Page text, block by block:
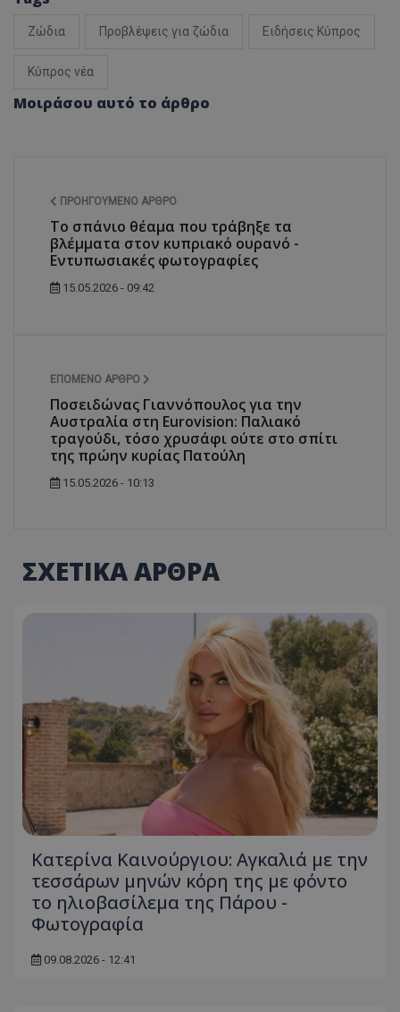
Ζώδια Προβλέψεις για ζώδια Ειδήσεις Κύπρος
Κύπρος νέα
Μοιράσου αυτό το άρθρο
ΠΡΟΗΓΟΎΜΕΝΟ ΆΡΘΡΟ
Το σπάνιο θέαμα που τράβηξε τα
βλέμματα στον κυπριακό ουρανό -
Εντυπωσιακές φωτογραφίες
15.05.2026 - 09:42
ΕΠΌΜΕΝΟ ΆΡΘΡΟ
Ποσειδώνας Γιαννόπουλος για την
Αυστραλία στη Eurovision: Παλιακό
τραγούδι, τόσο χρυσάφι ούτε στο σπίτι
της πρώην κυρίας Πατούλη
15.05.2026 - 10:13
ΣΧΕΤΙΚΑ ΑΡΘΡΑ
Κατερίνα Καινούργιου: Αγκαλιά με την
τεσσάρων μηνών κόρη της με φόντο
το ηλιοβασίλεμα της Πάρου -
Φωτογραφία
09.08.2026 - 12:41